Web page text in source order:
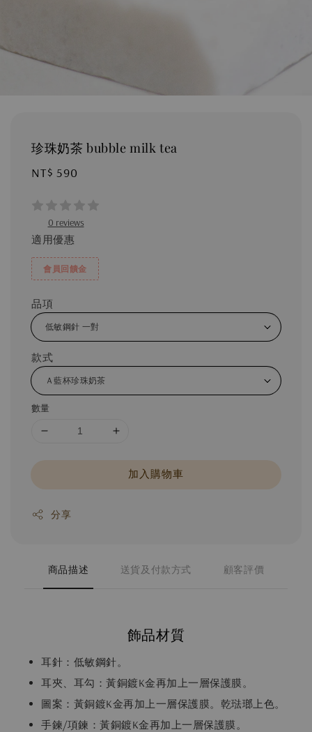
珍珠奶茶 bubble milk tea
Regular
NT$ 590
0 reviews
適用優惠
會員回饋金
品項
款式
數量
加入購物車
分享
商品描述 送貨及付款方式 顧客評價
飾品材質
耳針：低敏鋼針。
耳夾、耳勾：黃銅鍍K金再加上一層保護膜。
圖案：黃銅鍍K金再加上一層保護膜。乾琺瑯上色。
手鍊/項鍊：黃銅鍍K金再加上一層保護膜。